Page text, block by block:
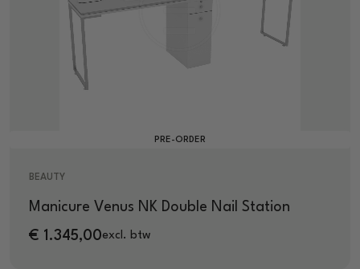
PRE-ORDER
BEAUTY
Manicure Venus NK Double Nail Station
€ 1.345,00excl. btw